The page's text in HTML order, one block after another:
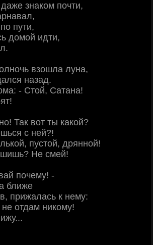
знаком почти,
пути,
домой идти,
взошла луна,
назад.
- Стой, Сатана!
Так вот ты какой?
с ней?!
пустой, дрянной!
Не смей!
почему! -
ближе
прижалась к нему:
отдам никому!